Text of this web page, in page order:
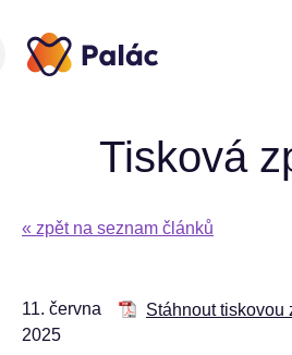
Tisková
« zpět na seznam článků
Stáhnout tiskovou
11. června
2025